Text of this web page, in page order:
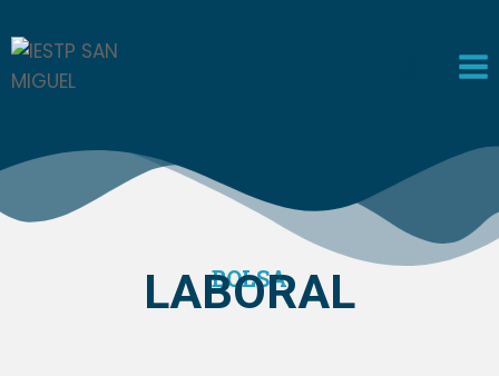
BOLSA
LABORAL